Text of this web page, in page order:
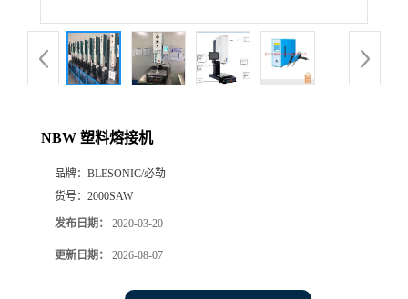
NBW 塑料熔接机
品牌： BLESONIC/必勒
货号： 2000SAW
发布日期： 2020-03-20
更新日期： 2026-08-07